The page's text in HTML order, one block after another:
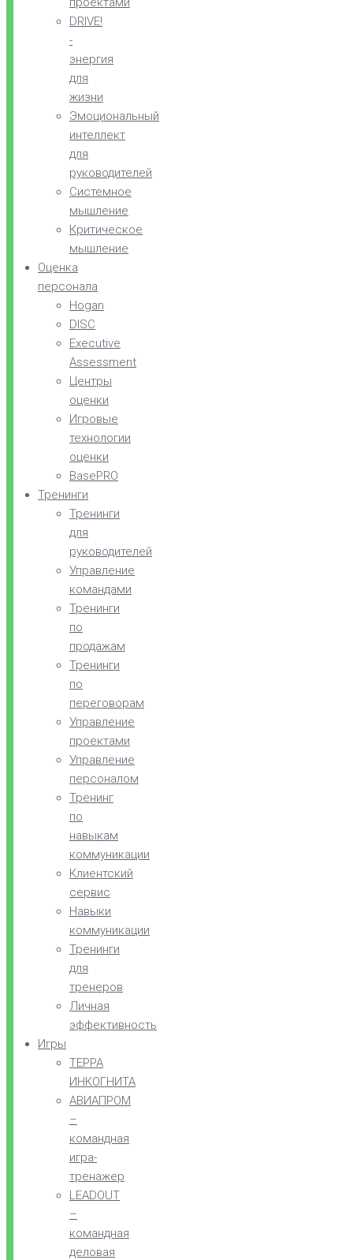
DRIVE!
-
энергия
для
жизни
Эмоциональный
интеллект
для
руководителей
Системное
мышление
Критическое
мышление
Оценка
персонала
Hogan
DISC
Executive
Assessment
Центры
оценки
Игровые
технологии
оценки
BasePRO
Тренинги
Тренинги
для
руководителей
Управление
командами
Тренинги
по
продажам
Тренинги
по
переговорам
Управление
проектами
Управление
персоналом
Тренинг
по
навыкам
коммуникации
Клиентский
сервис
Навыки
коммуникации
Тренинги
для
тренеров
Личная
эффективность
Игры
ТЕРРА
ИНКОГНИТА
АВИАПРОМ
–
командная
игра-
тренажер
LEADOUT
–
командная
деловая